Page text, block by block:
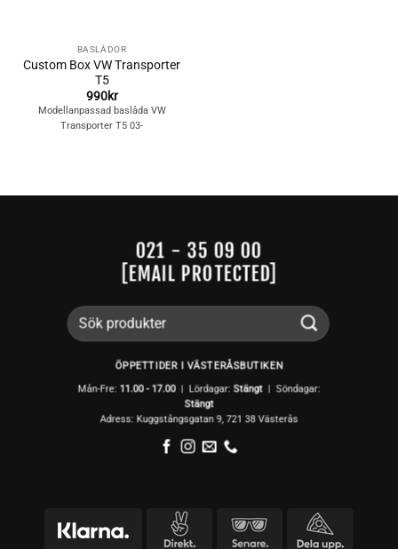
BASLÅDOR
Custom Box VW Transporter
T5
990kr
Modellanpassad baslåda VW
Transporter T5 03-
021 - 35 09 00
[EMAIL PROTECTED]
Sök
efter:
ÖPPETTIDER I VÄSTERÅSBUTIKEN
Mån-Fre: 11.00 - 17.00| Lördagar:Stängt | Söndagar:
Stängt
Adress: Kuggstångsgatan 9, 721 38 Västerås